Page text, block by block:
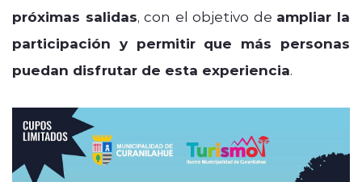
próximas salidas, con el objetivo de ampliar la
participación y permitir que más personas
puedan disfrutar de esta experiencia.